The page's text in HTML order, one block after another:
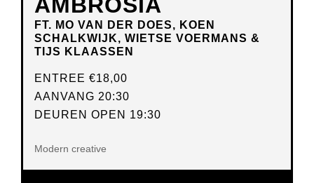
AMBROSIA
FT. MO VAN DER DOES, KOEN
SCHALKWIJK, WIETSE VOERMANS &
TIJS KLAASSEN
ENTREE €18,00
AANVANG 20:30
DEUREN OPEN 19:30
Modern creative